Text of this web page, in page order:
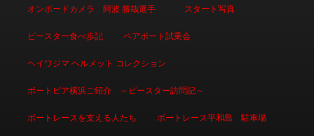
オンボードカメラ 阿波 勝哉選手 スタート写真
ピースター食べ歩記 ペアボート試乗会
ヘイワジマ ヘルメット コレクション
ボートピア横浜ご紹介 ～ピースター訪問記～
ボートレースを支える人たち ボートレース平和島 駐車場